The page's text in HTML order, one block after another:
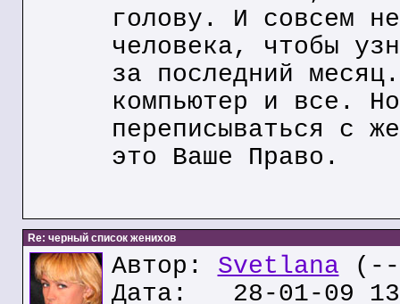
голову. И совсем
человека, чтобы
за последний
компьютер и все.
переписываться с
это Ваше Право.
Re: черный список женихов
Автор: Svetlana
Дата: 28-01-09